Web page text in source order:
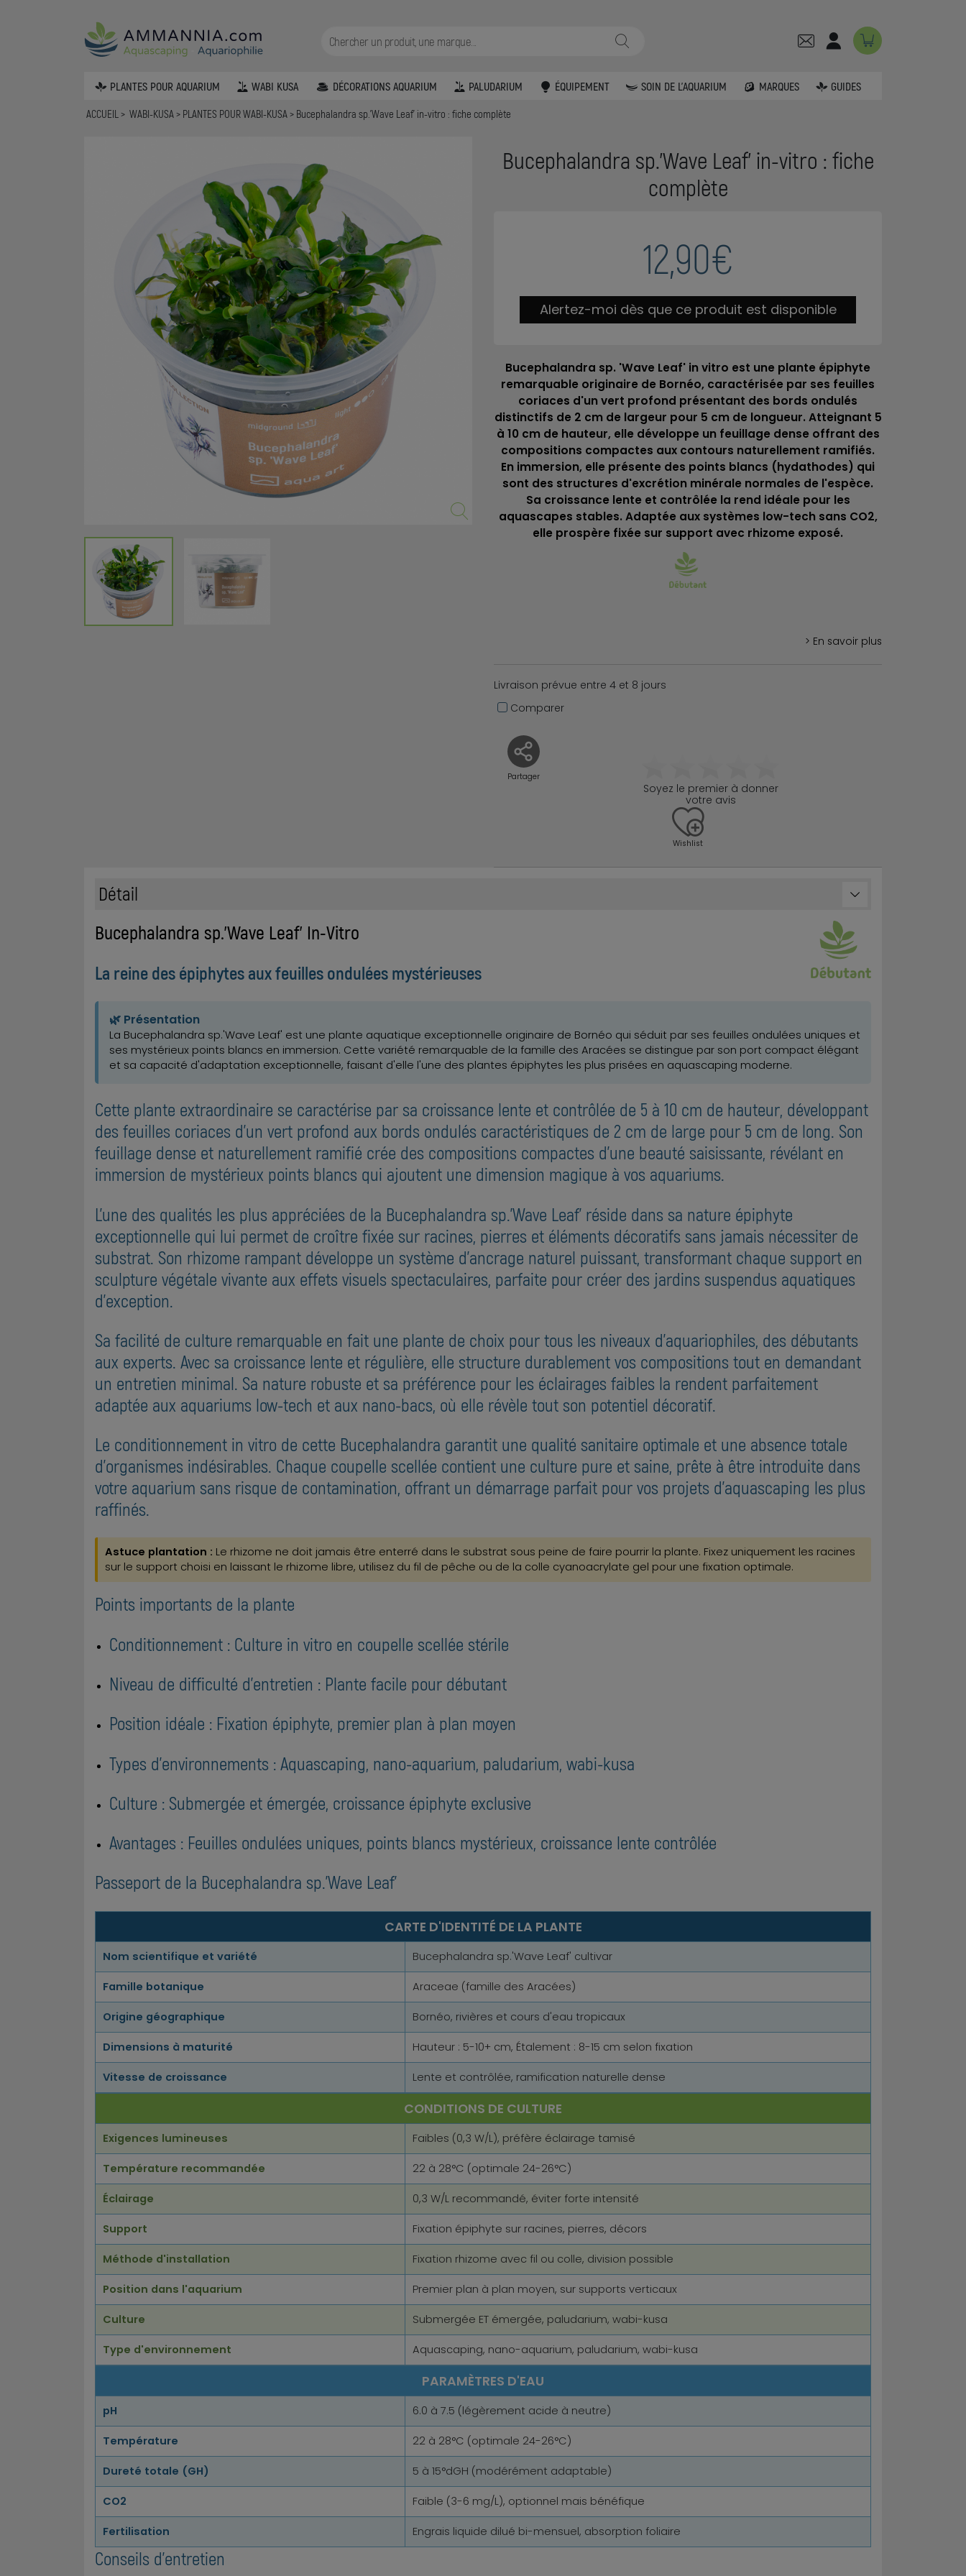
PLANTES POUR AQUARIUM WABI KUSA DÉCORATIONS AQUARIUM PALUDARIUM ÉQUIPEMENT SOIN DE L'AQUARIUM MARQUES GUIDES
ACCUEIL WABI-KUSA PLANTES POUR WABI-KUSA Bucephalandra sp.’Wave Leaf’ in-vitro : fiche complète
Bucephalandra sp.’Wave Leaf’ in-vitro : fiche
complète
12,90€
Alertez-moi dès que ce produit est disponible
Bucephalandra sp. 'Wave Leaf' in vitro est une plante épiphyte
remarquable originaire de Bornéo, caractérisée par ses feuilles
coriaces d'un vert profond présentant des bords ondulés
distinctifs de 2 cm de largeur pour 5 cm de longueur. Atteignant 5
à 10 cm de hauteur, elle développe un feuillage dense offrant des
compositions compactes aux contours naturellement ramifiés.
En immersion, elle présente des points blancs (hydathodes) qui
sont des structures d'excrétion minérale normales de l'espèce.
Sa croissance lente et contrôlée la rend idéale pour les
aquascapes stables. Adaptée aux systèmes low-tech sans CO2,
elle prospère fixée sur support avec rhizome exposé.
> En savoir plus
Livraison prévue entre 4 et 8 jours
Comparer
Partager
Soyez le premier à donner
votre avis
Wishlist
Détail
Bucephalandra sp.'Wave Leaf' In-Vitro
La reine des épiphytes aux feuilles ondulées mystérieuses
🌿 Présentation
La Bucephalandra sp.'Wave Leaf' est une plante aquatique exceptionnelle originaire de Bornéo qui séduit par ses feuilles ondulées uniques et
ses mystérieux points blancs en immersion. Cette variété remarquable de la famille des Aracées se distingue par son port compact élégant
et sa capacité d'adaptation exceptionnelle, faisant d'elle l'une des plantes épiphytes les plus prisées en aquascaping moderne.
Cette plante extraordinaire se caractérise par sa croissance lente et contrôlée de 5 à 10 cm de hauteur, développant
des feuilles coriaces d'un vert profond aux bords ondulés caractéristiques de 2 cm de large pour 5 cm de long. Son
feuillage dense et naturellement ramifié crée des compositions compactes d'une beauté saisissante, révélant en
immersion de mystérieux points blancs qui ajoutent une dimension magique à vos aquariums.
L'une des qualités les plus appréciées de la Bucephalandra sp.'Wave Leaf' réside dans sa nature épiphyte
exceptionnelle qui lui permet de croître fixée sur racines, pierres et éléments décoratifs sans jamais nécessiter de
substrat. Son rhizome rampant développe un système d'ancrage naturel puissant, transformant chaque support en
sculpture végétale vivante aux effets visuels spectaculaires, parfaite pour créer des jardins suspendus aquatiques
d'exception.
Sa facilité de culture remarquable en fait une plante de choix pour tous les niveaux d'aquariophiles, des débutants
aux experts. Avec sa croissance lente et régulière, elle structure durablement vos compositions tout en demandant
un entretien minimal. Sa nature robuste et sa préférence pour les éclairages faibles la rendent parfaitement
adaptée aux aquariums low-tech et aux nano-bacs, où elle révèle tout son potentiel décoratif.
Le conditionnement in vitro de cette Bucephalandra garantit une qualité sanitaire optimale et une absence totale
d'organismes indésirables. Chaque coupelle scellée contient une culture pure et saine, prête à être introduite dans
votre aquarium sans risque de contamination, offrant un démarrage parfait pour vos projets d'aquascaping les plus
raffinés.
Astuce plantation : Le rhizome ne doit jamais être enterré dans le substrat sous peine de faire pourrir la plante. Fixez uniquement les racines
sur le support choisi en laissant le rhizome libre, utilisez du fil de pêche ou de la colle cyanoacrylate gel pour une fixation optimale.
Points importants de la plante
Conditionnement : Culture in vitro en coupelle scellée stérile
Niveau de difficulté d'entretien : Plante facile pour débutant
Position idéale : Fixation épiphyte, premier plan à plan moyen
Types d'environnements : Aquascaping, nano-aquarium, paludarium, wabi-kusa
Culture : Submergée et émergée, croissance épiphyte exclusive
Avantages : Feuilles ondulées uniques, points blancs mystérieux, croissance lente contrôlée
Passeport de la Bucephalandra sp.'Wave Leaf'
CARTE D'IDENTITÉ DE LA PLANTE
Nom scientifique et variété Bucephalandra sp.'Wave Leaf' cultivar
Famille botanique Araceae (famille des Aracées)
Origine géographique Bornéo, rivières et cours d'eau tropicaux
Dimensions à maturité Hauteur : 5-10+ cm, Étalement : 8-15 cm selon fixation
Vitesse de croissance Lente et contrôlée, ramification naturelle dense
CONDITIONS DE CULTURE
Exigences lumineuses Faibles (0,3 W/L), préfère éclairage tamisé
Température recommandée 22 à 28°C (optimale 24-26°C)
Éclairage 0,3 W/L recommandé, éviter forte intensité
Support Fixation épiphyte sur racines, pierres, décors
Méthode d'installation Fixation rhizome avec fil ou colle, division possible
Position dans l'aquarium Premier plan à plan moyen, sur supports verticaux
Culture Submergée ET émergée, paludarium, wabi-kusa
Type d'environnement Aquascaping, nano-aquarium, paludarium, wabi-kusa
PARAMÈTRES D'EAU
pH 6.0 à 7.5 (légèrement acide à neutre)
Température 22 à 28°C (optimale 24-26°C)
Dureté totale (GH) 5 à 15°dGH (modérément adaptable)
CO2 Faible (3-6 mg/L), optionnel mais bénéfique
Fertilisation Engrais liquide dilué bi-mensuel, absorption foliaire
Conseils d'entretien